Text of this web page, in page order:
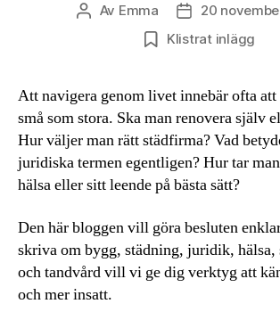
Inläggsförfattare
Av Emma Inläggsdatum
20
Klistrat inlägg
Att navigera genom livet innebär ofta
små som stora. Ska man renovera själv
Hur väljer man rätt städfirma? Vad
juridiska termen egentligen? Hur tar
hälsa eller sitt leende på bästa sätt?
Den här bloggen vill göra besluten
skriva om bygg, städning, juridik,
och tandvård vill vi ge dig verktyg att
och mer insatt.